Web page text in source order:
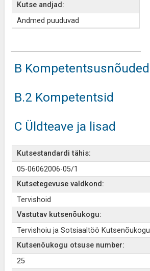
Kutse andjad:
Andmed puuduvad
B Kompetentsusnõuded
B.2 Kompetentsid
C Üldteave ja lisad
Kutsestandardi tähis:
05-06062006-05/1
Kutsetegevuse valdkond:
Tervishoid
Vastutav kutsenõukogu:
Tervishoiu ja Sotsiaaltöö Kutsenõukogu
Kutsenõukogu otsuse number:
25